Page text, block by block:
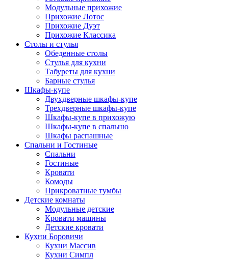
Модульные прихожие
Прихожие Лотос
Прихожие Дуэт
Прихожие Классика
Столы и стулья
Обеденные столы
Стулья для кухни
Табуреты для кухни
Барные стулья
Шкафы-купе
Двухдверные шкафы-купе
Трехдверные шкафы-купе
Шкафы-купе в прихожую
Шкафы-купе в спальню
Шкафы распашные
Спальни и Гостиные
Спальни
Гостиные
Кровати
Комоды
Прикроватные тумбы
Детские комнаты
Модульные детские
Кровати машины
Детские кровати
Кухни Боровичи
Кухни Массив
Кухни Симпл